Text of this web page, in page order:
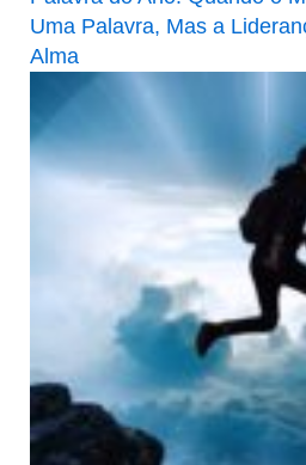
Uma Palavra, Mas a
Alma